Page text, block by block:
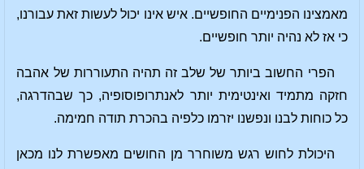
מאמצינו הפנימיים החופשיים. איש אינו יכול לעשות זאת עבורנו,
כי אז לא נהיה יותר חופשיים.
הפרי החשוב ביותר של שלב זה תהיה התעוררות של אהבה
חזקה מתמיד ואינטימית יותר לאנתרופוסופיה, כך שבהדרגה,
כל כוחות לבנו ונפשנו יזרמו כלפיה בהכרת תודה חמימה.
היכולת לחוש רגש משוחרר מן החושים מאפשרת לנו מכאן